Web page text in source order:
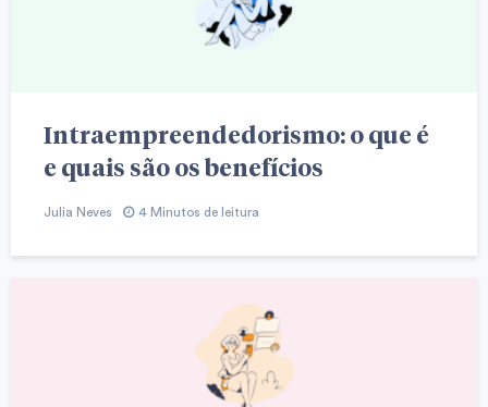
Intraempreendedorismo: o que é
e quais são os benefícios
Julia Neves 4 Minutos de leitura